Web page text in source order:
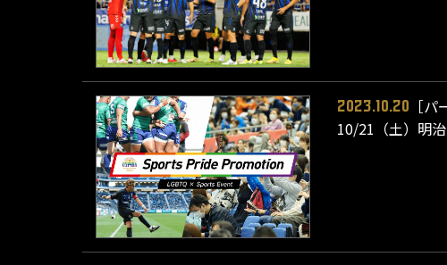
2023.10.20 ［
10/21（土）明